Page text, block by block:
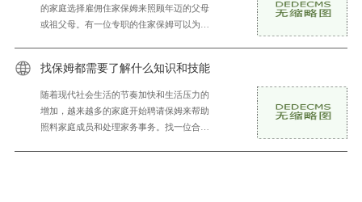
的家庭选择雇佣住家保姆来照顾年迈的父母
或祖父母。有一位专职的住家保姆可以为家
找保姆都需要了解什么知识和技能
随着现代社会生活的节奏加快和生活压力的
增加，越来越多的家庭开始聘请保姆来帮助
照料家庭成员和处理家务事务。找一位合适